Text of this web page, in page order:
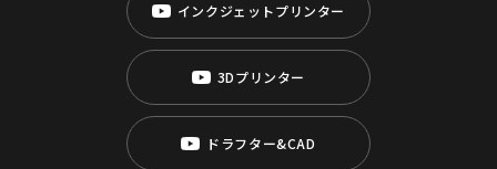
インクジェットプリンター
3Dプリンター
ドラフター&CAD